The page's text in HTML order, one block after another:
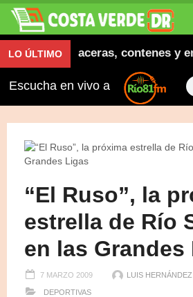
LO ÚLTIMOaceras, contenes y
Escucha en vivo a
“El Ruso”, la
estrella de Río
en las Grandes
7 MARZO 2009 LUIS HERNÁNDEZ
DEPORTIVAS